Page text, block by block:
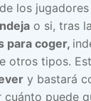
los jugadores
o si, tras
para coger,
otros tipos.
y bastará
cuánto puede